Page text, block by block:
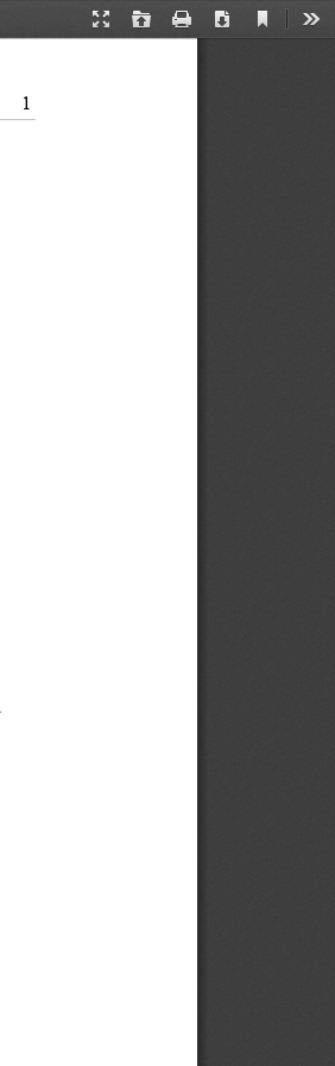
Presentation
Open Print Download
Current
1